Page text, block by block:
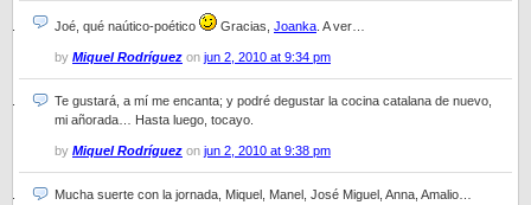
Joé, qué naútico-poético Gracias, Joanka . A ver…
by Miquel Rodríguez on jun 2, 2010 at 9:34 pm
Te gustará, a mí me encanta; y podré degustar la cocina catalana de nuevo,
mi añorada… Hasta luego, tocayo.
by Miquel Rodríguez on jun 2, 2010 at 9:38 pm
Mucha suerte con la jornada, Miquel, Manel, José Miguel, Anna, Amalio…